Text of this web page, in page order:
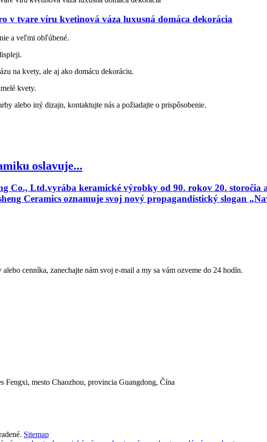
v tvare víru kvetinová váza luxusná domáca dekorácia
a veľmi obľúbené.
na kvety, ale aj ako domácu dekoráciu.
kvety.
alebo iný dizajn, kontaktujte nás a požiadajte o prispôsobenie.
oslavuje...
Co., Ltd.vyrába keramické výrobky od 90. rokov 20. storočia
Ceramics oznamuje svoj nový propagandistický slogan
cenníka, zanechajte nám svoj e-mail a my sa vám ozveme do 24 hodín.
Fengxi, mesto Chaozhou, provincia Guangdong, Čína
Sitemap